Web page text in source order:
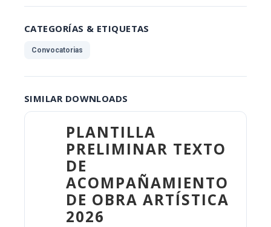
CATEGORÍAS & ETIQUETAS
Convocatorias
SIMILAR DOWNLOADS
PLANTILLA
PRELIMINAR TEXTO
DE
ACOMPAÑAMIENTO
DE OBRA ARTÍSTICA
2026